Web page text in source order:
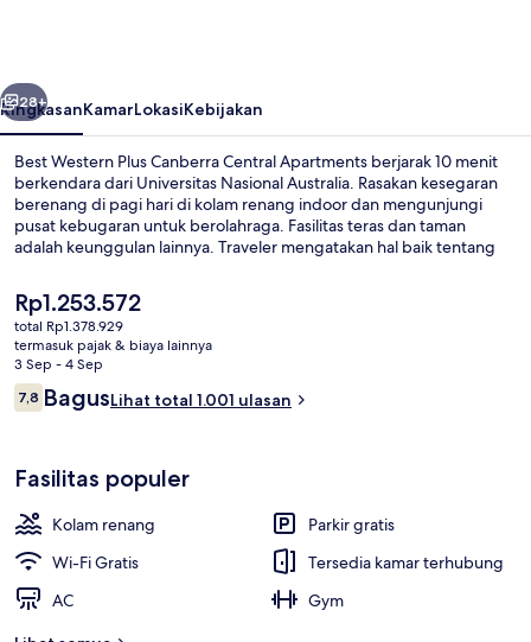
Apartments
Berikutnya
28+
RingkasanKamarLokasiKebijakan
Best Western Plus Canberra Central Apartments berjarak 10 menit
berkendara dari Universitas Nasional Australia. Rasakan kesegaran
berenang di pagi hari di kolam renang indoor dan mengunjungi
pusat kebugaran untuk berolahraga. Fasilitas teras dan taman
adalah keunggulan lainnya. Traveler mengatakan hal baik tentang
Harga
saat
ini
Rp1.253.572
Rp1.253.572
total Rp1.378.929
termasuk pajak & biaya lainnya
3 Sep - 4 Sep
Ulasan
7,87,8 dari 10
BagusLihat total 1.001 ulasan
Fasilitas populer
Kolam renang
Parkir gratis
Wi-Fi Gratis
Tersedia kamar terhubung
AC
Gym